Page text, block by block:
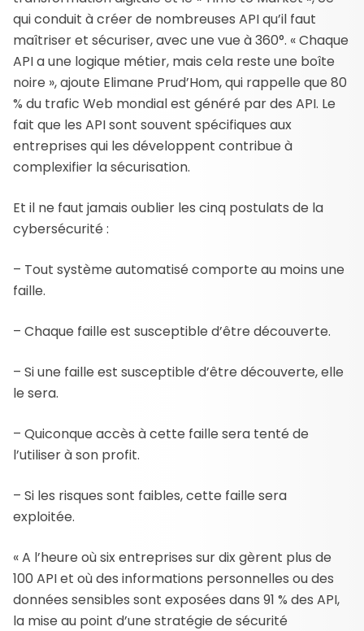
qui conduit à créer de nombreuses API qu’il faut
maîtriser et sécuriser, avec une vue à 360°. « Chaque
API a une logique métier, mais cela reste une boîte
noire », ajoute Elimane Prud’Hom, qui rappelle que 80
% du trafic Web mondial est généré par des API. Le
fait que les API sont souvent spécifiques aux
entreprises qui les développent contribue à
complexifier la sécurisation.
Et il ne faut jamais oublier les cinq postulats de la
cybersécurité :
– Tout système automatisé comporte au moins une
faille.
– Chaque faille est susceptible d’être découverte.
– Si une faille est susceptible d’être découverte, elle
le sera.
– Quiconque accès à cette faille sera tenté de
l’utiliser à son profit.
– Si les risques sont faibles, cette faille sera
exploitée.
« A l’heure où six entreprises sur dix gèrent plus de
100 API et où des informations personnelles ou des
données sensibles sont exposées dans 91 % des API,
la mise au point d’une stratégie de sécurité